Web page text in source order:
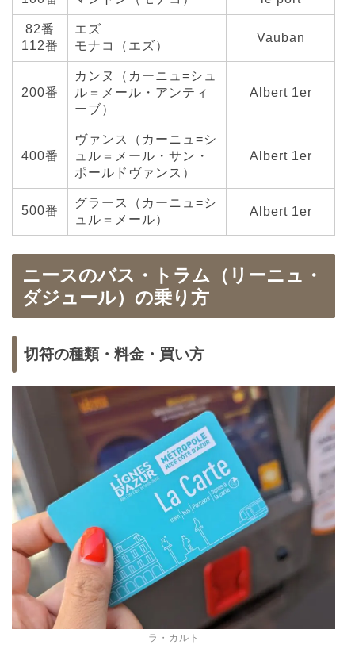
82番
112番
エズ
モナコ（エズ）
Vauban
200番
カンヌ（カーニュ=シュ
ル＝メール・アンティ
ーブ）
Albert 1er
400番
ヴァンス（カーニュ=シ
ュル＝メール・サン・
ポールドヴァンス）
Albert 1er
500番
グラース（カーニュ=シ
ュル＝メール）
Albert 1er
ニースのバス・トラム（リーニュ・
ダジュール）の乗り方
切符の種類・料金・買い方
ラ・カルト